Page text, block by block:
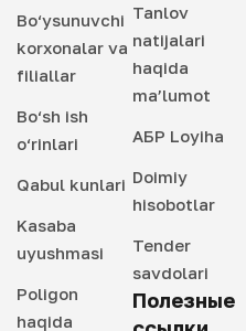
Bo‘ysunuvchi
korxonalar va
filiallar
Bo‘sh ish
o‘rinlari
Qabul kunlari
Kasaba
uyushmasi
Poligon
haqida
Tanlov
natijalari
haqida
ma’lumot
АБР Loyiha
Doimiy
hisobotlar
Tender
savdolari
Полезные